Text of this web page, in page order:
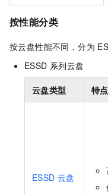
按性能分类
按云盘性能不同，分为
ESSD 系列云盘
云盘类型 特点
ESSD 云盘